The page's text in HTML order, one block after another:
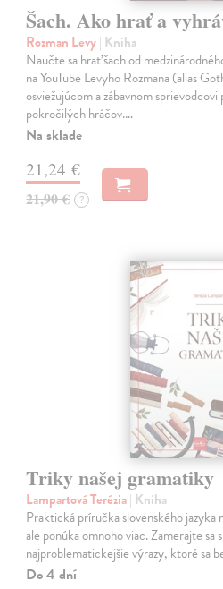
Šach. Ako hrať a
Rozman Levy| Kniha
Naučte sa hrať šach od
na YouTube Levyho Rozmana (alias
osviežujúcom a zábavnom
pokročilých hráčov.…
Na sklade
21,24 €
21,90 € ?
Triky našej gramatiky
Lampartová Terézia| Kniha
Praktická príručka slovenského jazyka
ale ponúka omnoho viac. Zamerajte sa
najproblematickejšie výrazy, ktoré sa
Do 4 dní